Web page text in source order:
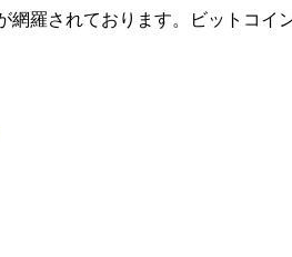
網羅されております。ビットコ